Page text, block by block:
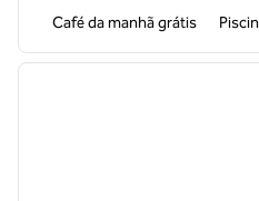
Café da manhã grátis
1 de 12